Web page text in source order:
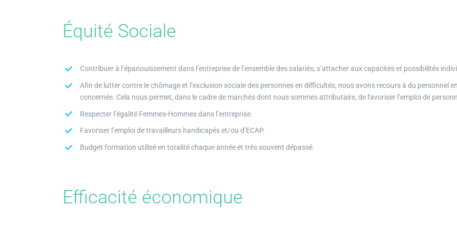
Équité Sociale
Contribuer à l’épanouissement dans l’entreprise de l’ensemble des salariés, s’attacher aux capacités et possibilités
Afin de lutter contre le chômage et l’exclusion sociale des personnes en difficultés, nous avons recours à du personnel
concernée. Cela nous permet, dans le cadre de marchés dont nous sommes attributaire, de favoriser l’emploi de
Respecter l’égalité Femmes-Hommes dans l’entreprise.
Favoriser l’emploi de travailleurs handicapés et/ou d’ECAP.
Budget formation utilisé en totalité chaque année et très souvent dépassé.
Efficacité économique